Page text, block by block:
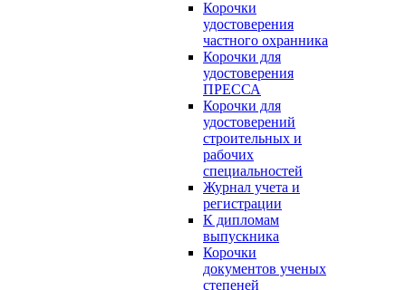
Корочки
удостоверения
частного охранника
Корочки для
удостоверения
ПРЕССА
Корочки для
удостоверений
строительных и
рабочих
специальностей
Журнал учета и
регистрации
К дипломам
выпускника
Корочки
документов ученых
степеней